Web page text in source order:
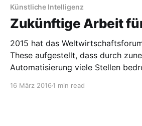
Künstliche Intelligenz
Zukünftige Arbeit
2015 hat das
These aufgestellt, dass durch
Automatisierung viele Stellen
16 März 2016 1 min read